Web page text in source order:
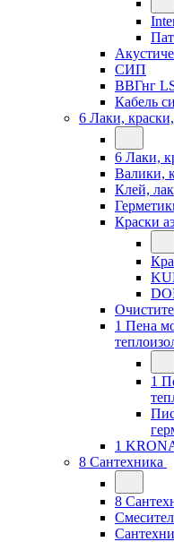
СИП
ВВГнг
Кабель
6 Лаки,
6 Лаки,
Валики,
Клей, лак
Краски
1 Пена
1
1
8 Сантехника
8